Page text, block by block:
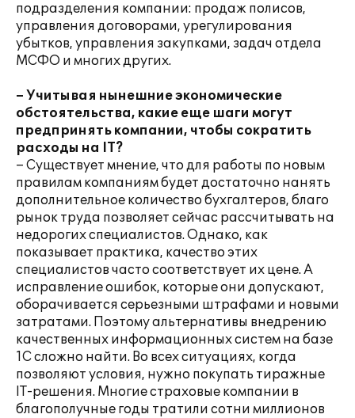
подразделения компании: продаж полисов,
управления договорами, урегулирования
убытков, управления закупками, задач отдела
МСФО и многих других.
– Учитывая нынешние экономические
обстоятельства, какие еще шаги могут
предпринять компании, чтобы сократить
расходы на IT?
– Существует мнение, что для работы по новым
правилам компаниям будет достаточно нанять
дополнительное количество бухгалтеров, благо
рынок труда позволяет сейчас рассчитывать на
недорогих специалистов. Однако, как
показывает практика, качество этих
специалистов часто соответствует их цене. А
исправление ошибок, которые они допускают,
оборачивается серьезными штрафами и новыми
затратами. Поэтому альтернативы внедрению
качественных информационных систем на базе
1С сложно найти. Во всех ситуациях, когда
позволяют условия, нужно покупать тиражные
IT-решения. Многие страховые компании в
благополучные годы тратили сотни миллионов